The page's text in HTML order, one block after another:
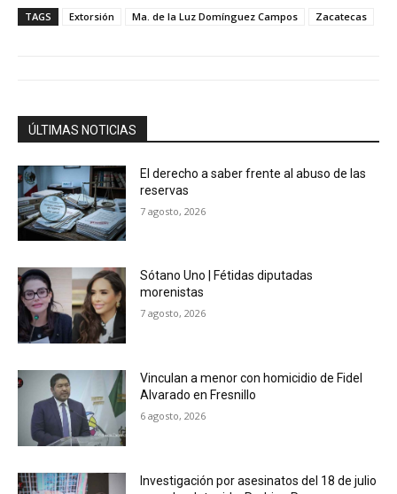
TAGS Extorsión Ma. de la Luz Domínguez Campos Zacatecas
ÚLTIMAS NOTICIAS
El derecho a saber frente al abuso de las
reservas
7 agosto, 2026
Sótano Uno | Fétidas diputadas
morenistas
7 agosto, 2026
Vinculan a menor con homicidio de Fidel
Alvarado en Fresnillo
6 agosto, 2026
Investigación por asesinatos del 18 de julio